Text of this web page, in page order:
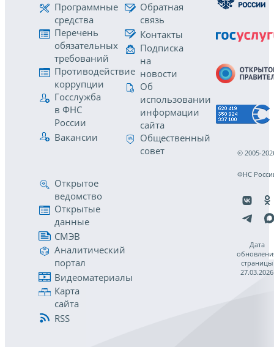
Программные
средства
Перечень
обязательных
требований
Противодействие
коррупции
Госслужба
в ФНС
России
Вакансии
Обратная
связь
Контакты
Подписка
на
новости
Об
использовании
информации
сайта
Общественный
совет
Открытое
ведомство
Открытые
данные
СМЭВ
Аналитический
портал
Видеоматериалы
Карта
сайта
RSS
© 2005-
ФНС
Дата
страницы
27.03.2026